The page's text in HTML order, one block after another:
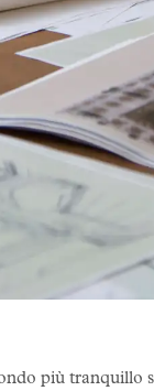
più tranquillo